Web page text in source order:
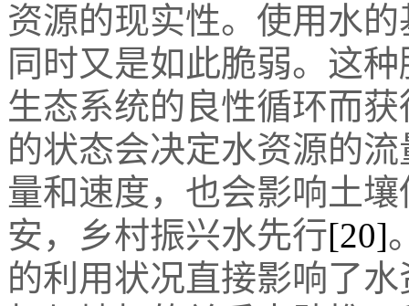
资源的现实性。使用水
同时又是如此脆弱。这
生态系统的良性循环而
的状态会决定水资源的
量和速度，也会影响土
安，乡村振兴水先行[20]
的利用状况直接影响了